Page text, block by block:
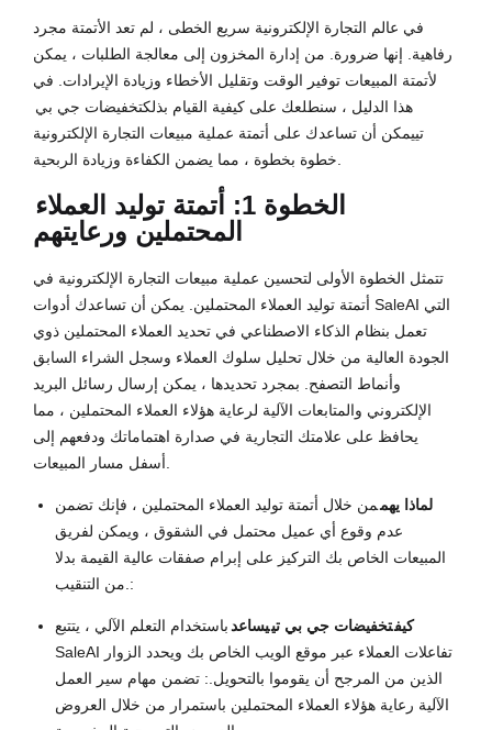
في عالم التجارة الإلكترونية سريع الخطى ، لم تعد الأتمتة مجرد
رفاهية. إنها ضرورة. من إدارة المخزون إلى معالجة الطلبات ، يمكن
لأتمتة المبيعات توفير الوقت وتقليل الأخطاء وزيادة الإيرادات. في
هذا الدليل ، سنطلعك على كيفية القيام بذلكتخفيضات جي بي
تييمكن أن تساعدك على أتمتة عملية مبيعات التجارة الإلكترونية
الخطوة 1: أتمتة توليد العملاء
المحتملين ورعايتهم
تتمثل الخطوة الأولى لتحسين عملية مبيعات التجارة الإلكترونية في
أتمتة توليد العملاء المحتملين. يمكن أن تساعدك أدوات SaleAI التي
تعمل بنظام الذكاء الاصطناعي في تحديد العملاء المحتملين ذوي
الجودة العالية من خلال تحليل سلوك العملاء وسجل الشراء السابق
وأنماط التصفح. بمجرد تحديدها ، يمكن إرسال رسائل البريد
الإلكتروني والمتابعات الآلية لرعاية هؤلاء العملاء المحتملين ، مما
يحافظ على علامتك التجارية في صدارة اهتماماتك ودفعهم إلى
لماذا يهممن خلال أتمتة توليد العملاء المحتملين ، فإنك تضمن
عدم وقوع أي عميل محتمل في الشقوق ، ويمكن لفريق
المبيعات الخاص بك التركيز على إبرام صفقات عالية القيمة بدلا
من التنقيب.:
كيفتخفيضات جي بي تييساعدباستخدام التعلم الآلي ، يتتبع
SaleAI تفاعلات العملاء عبر موقع الويب الخاص بك ويحدد الزوار
الذين من المرجح أن يقوموا بالتحويل.: تضمن مهام سير العمل
الآلية رعاية هؤلاء العملاء المحتملين باستمرار من خلال العروض